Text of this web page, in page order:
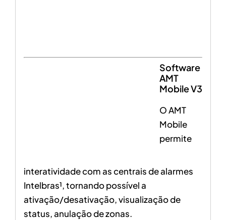
Software
AMT
Mobile V3
O AMT
Mobile
permite
interatividade com as centrais de alarmes
Intelbras¹, tornando possível a
ativação/desativação, visualização de
status, anulação de zonas.